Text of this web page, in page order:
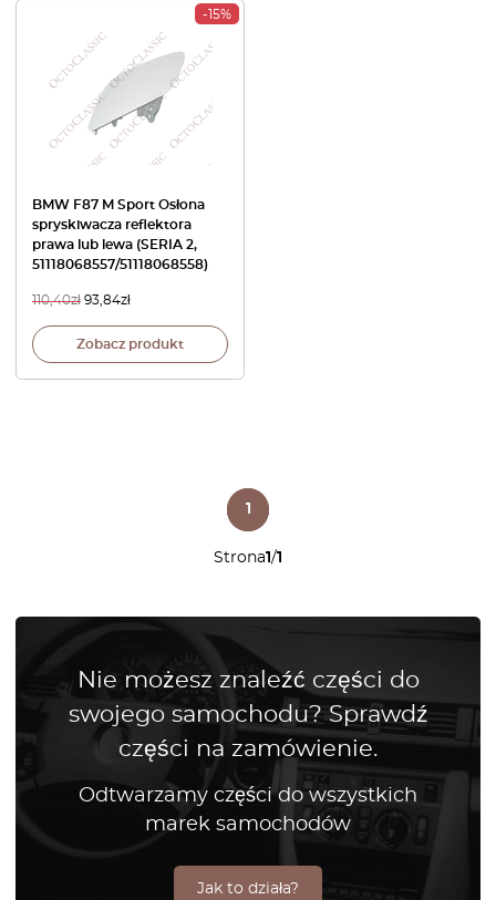
-15%
BMW F87 M Sport Osłona
spryskiwacza reflektora
prawa lub lewa (SERIA 2,
51118068557/51118068558)
110,40zł 93,84zł
Zobacz produkt
Strona1/1
1
Nie możesz znaleźć części do
swojego samochodu? Sprawdź
części na zamówienie.
Odtwarzamy części do wszystkich
marek samochodów
Jak to działa?